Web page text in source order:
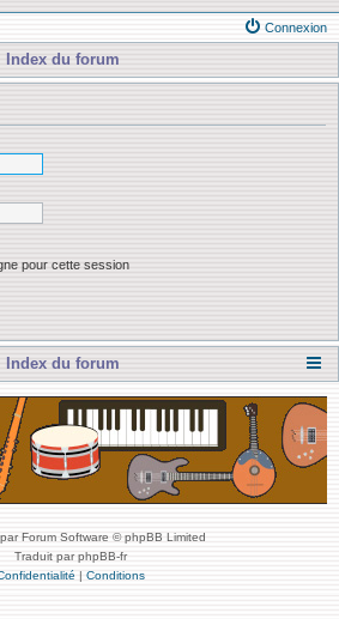
Connexion
Index du forum
pour cette session
Index du forum
Forum Software © phpBB Limited
Traduit par phpBB-fr
| Conditions